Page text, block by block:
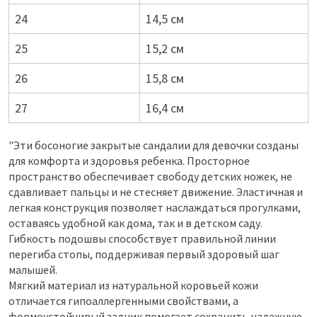
24
14,5 см
25
15,2 см
26
15,8 см
27
16,4 см
"Эти босоногие закрытые сандалии для девочки созданы
для комфорта и здоровья ребенка. Просторное
пространство обеспечивает свободу детских ножек, не
сдавливает пальцы и не стесняет движение. Эластичная и
легкая конструкция позволяет наслаждаться прогулками,
оставаясь удобной как дома, так и в детском саду.
Гибкость подошвы способствует правильной линии
перегиба стопы, поддерживая первый здоровый шаг
малышей.
Мягкий материал из натуральной коровьей кожи
отличается гипоаллергенными свойствами, а